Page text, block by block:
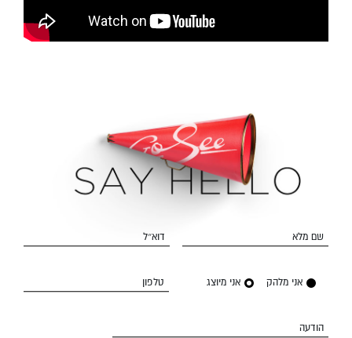
שם מלא דוא״ל
אני מלהק אני מיוצג טלפון
הודעה